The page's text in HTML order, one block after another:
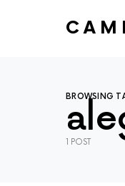
BROWSING
1 POST